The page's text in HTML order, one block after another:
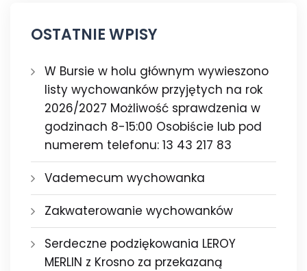
OSTATNIE WPISY
W Bursie w holu głównym wywieszono
listy wychowanków przyjętych na rok
2026/2027 Możliwość sprawdzenia w
godzinach 8-15:00 Osobiście lub pod
numerem telefonu: 13 43 217 83
Vademecum wychowanka
Zakwaterowanie wychowanków
Serdeczne podziękowania LEROY
MERLIN z Krosno za przekazaną